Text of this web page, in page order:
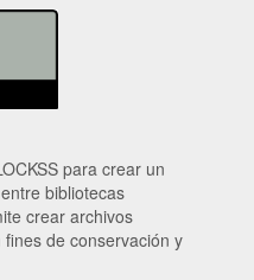
para crear un
bibliotecas
crear archivos
de conservación y